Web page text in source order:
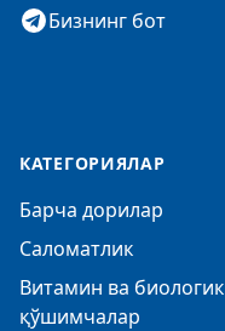
Бизнинг бот
КАТЕГОРИЯЛАР
Барча дорилар
Саломатлик
Витамин ва биологик
қўшимчалар